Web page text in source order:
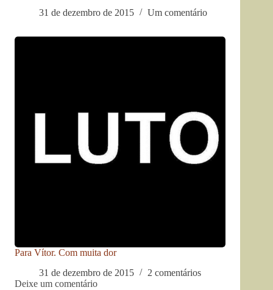
31 de dezembro de 2015
Um comentário
Para Vítor. Com muita dor
31 de dezembro de 2015
2 comentários
Deixe um comentário